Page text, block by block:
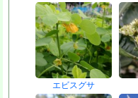
エビスグサ